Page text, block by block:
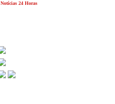
Notícias 24 Horas